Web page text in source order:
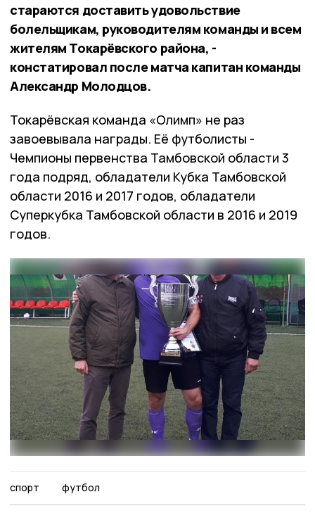
стараются доставить удовольствие
болельщикам, руководителям команды и всем
жителям Токарёвского района, -
констатировал после матча капитан команды
Александр Молодцов.
Токарёвская команда «Олимп» не раз
завоевывала награды. Её футболисты -
Чемпионы первенства Тамбовской области 3
года подряд, обладатели Кубка Тамбовской
области 2016 и 2017 годов, обладатели
Суперкубка Тамбовской области в 2016 и 2019
годов.
спорт футбол